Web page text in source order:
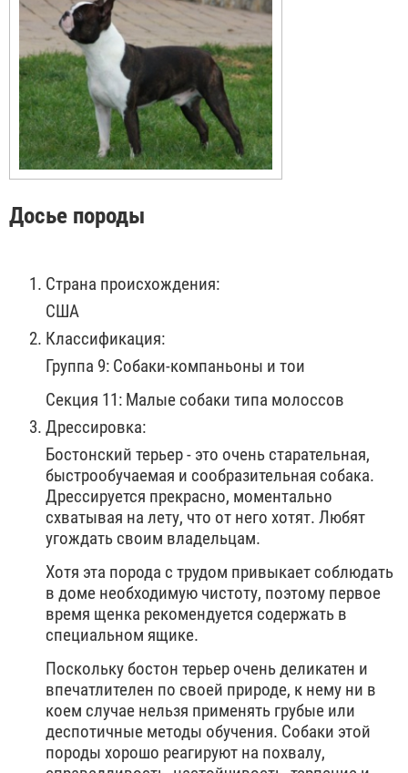
Досье породы
Страна происхождения:
США
Классификация:
Группа 9: Собаки-компаньоны и тои
Секция 11: Малые собаки типа молоcсов
Дрессировка:
Бостонский терьер - это очень старательная,
быстрообучаемая и сообразительная собака.
Дрессируется прекрасно, моментально
схватывая на лету, что от него хотят. Любят
угождать своим владельцам.
Хотя эта порода с трудом привыкает соблюдать
в доме необходимую чистоту, поэтому первое
время щенка рекомендуется содержать в
специальном ящике.
Поскольку бостон терьер очень деликатен и
впечатлителен по своей природе, к нему ни в
коем случае нельзя применять грубые или
деспотичные методы обучения. Собаки этой
породы хорошо реагируют на похвалу,